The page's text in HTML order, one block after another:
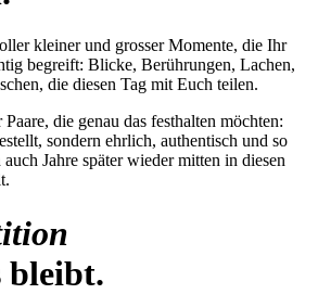
kleiner und grosser Momente, die Ihr
begreift: Blicke, Berührungen, Lachen,
die diesen Tag mit Euch teilen.
die genau das festhalten möchten:
sondern ehrlich, authentisch und so
Jahre später wieder mitten in diesen
bleibt.